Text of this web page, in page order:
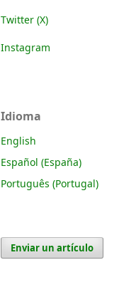
Twitter (X)
Instagram
Idioma
English
Español (España)
Português (Portugal)
Enviar un artículo